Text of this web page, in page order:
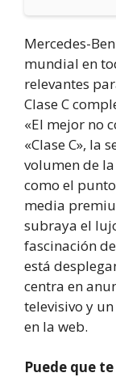
Mercedes-
mundial en
relevantes
Clase C
«El mejor no
«Clase C», la
volumen de
como el
media
subraya el
fascinación
está
centra en
televisivo y
en la web.
Puede que